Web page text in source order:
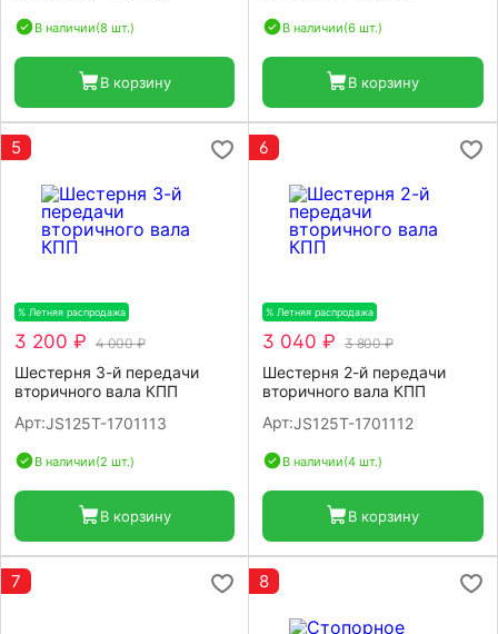
В наличии(8 шт.)
В корзину
В наличии(6 шт.)
В корзину
5
% Летняя распродажа
3 200 ₽ 4 000 ₽
Шестерня 3-й передачи
вторичного вала КПП
Арт:JS125T-1701113
В наличии(2 шт.)
В корзину
6
% Летняя распродажа
3 040 ₽ 3 800 ₽
Шестерня 2-й передачи
вторичного вала КПП
Арт:JS125T-1701112
В наличии(4 шт.)
В корзину
7 8